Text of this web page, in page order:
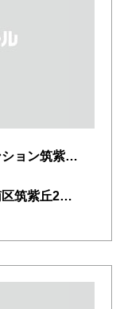
ステイタスマンション筑紫ケ丘
福岡県福岡市南区筑紫丘2丁目19番9号